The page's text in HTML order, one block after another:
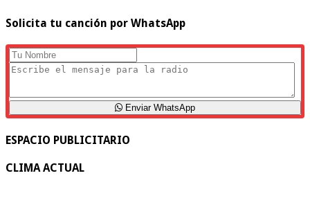
Solicita tu canción por WhatsApp
Enviar WhatsApp
ESPACIO PUBLICITARIO
CLIMA ACTUAL